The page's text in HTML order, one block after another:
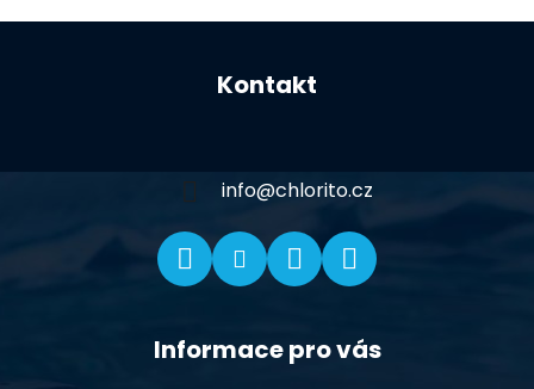
Kontakt
info@chlorito.cz
Informace pro vás